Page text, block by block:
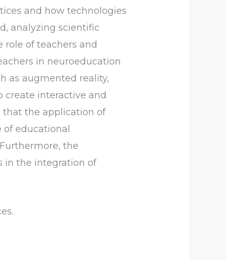
and how technologies
analyzing scientific
role of teachers and
in neuroeducation
as augmented reality,
interactive and
that the application of
educational
the
in the integration of